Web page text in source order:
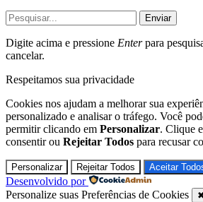
Enviar
Digite acima e pressione Enterpara
cancelar.
Respeitamos sua privacidade
Cookies nos ajudam a melhorar sua
personalizado e analisar o tráfego. Você
permitir clicando em Personalizar. Clique
consentir ou Rejeitar Todos para recusar
Personalizar Rejeitar Todos Aceitar
Desenvolvido por
Personalize suas Preferências de Cookies